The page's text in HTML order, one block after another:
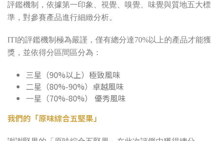
評鑑機制，依據第一印象、視覺、嗅覺、味覺與質地五大標
準，對參賽產品進行細緻分析。
ITI的評鑑機制極為嚴謹，僅有總分達70%以上的產品才能獲
獎，並依得分區間區分為：
三星（90%以上）極致風味
二星（80%-90%）卓越風味
一星（70%-80%） 優秀風味
我們的「原味綜合五堅果」